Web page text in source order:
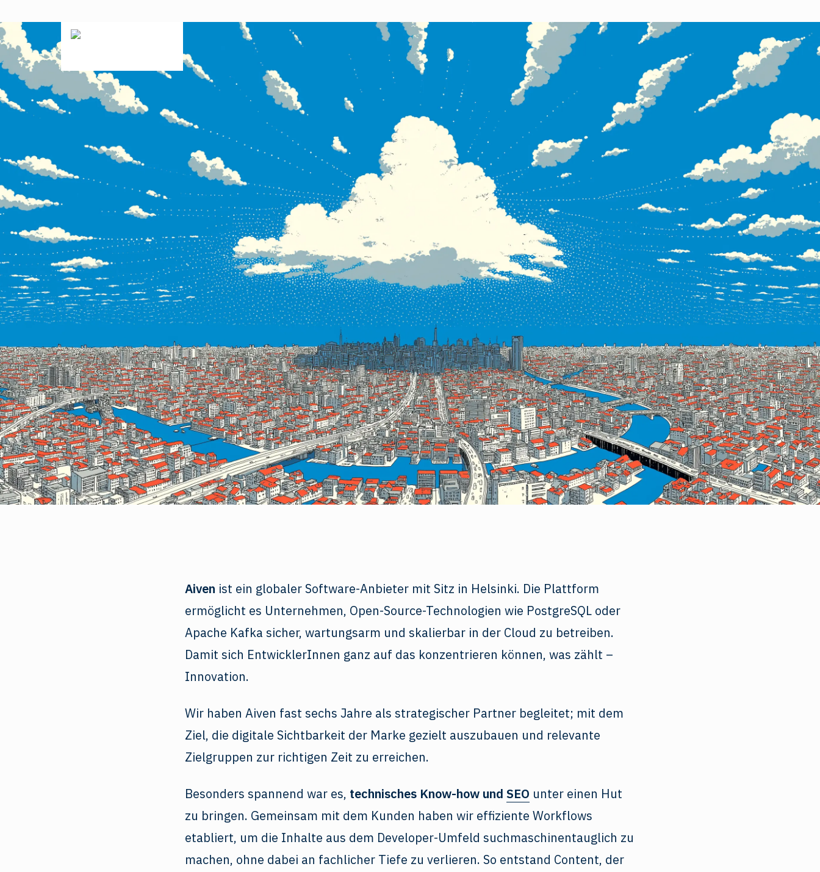
Aiven ist ein globaler Software-Anbieter mit Sitz in Helsinki. Die Plattform
ermöglicht es Unternehmen, Open-Source-Technologien wie PostgreSQL oder
Apache Kafka sicher, wartungsarm und skalierbar in der Cloud zu betreiben.
Damit sich EntwicklerInnen ganz auf das konzentrieren können, was zählt –
Innovation.
Wir haben Aiven fast sechs Jahre als strategischer Partner begleitet; mit dem
Ziel, die digitale Sichtbarkeit der Marke gezielt auszubauen und relevante
Zielgruppen zur richtigen Zeit zu erreichen.
Besonders spannend war es, technisches Know-how und SEO unter einen Hut
zu bringen. Gemeinsam mit dem Kunden haben wir effiziente Workflows
etabliert, um die Inhalte aus dem Developer-Umfeld suchmaschinentauglich zu
machen, ohne dabei an fachlicher Tiefe zu verlieren. So entstand Content, der